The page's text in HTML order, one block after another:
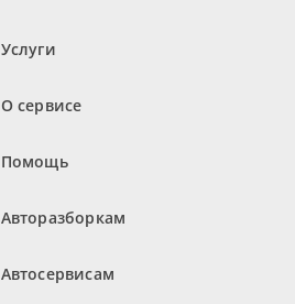
Услуги
О сервисе
Помощь
Авторазборкам
Автосервисам